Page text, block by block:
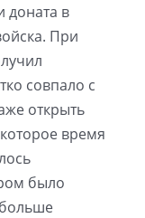
в
При
совпало с
открыть
время
было